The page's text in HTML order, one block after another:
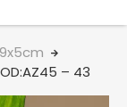
– 43